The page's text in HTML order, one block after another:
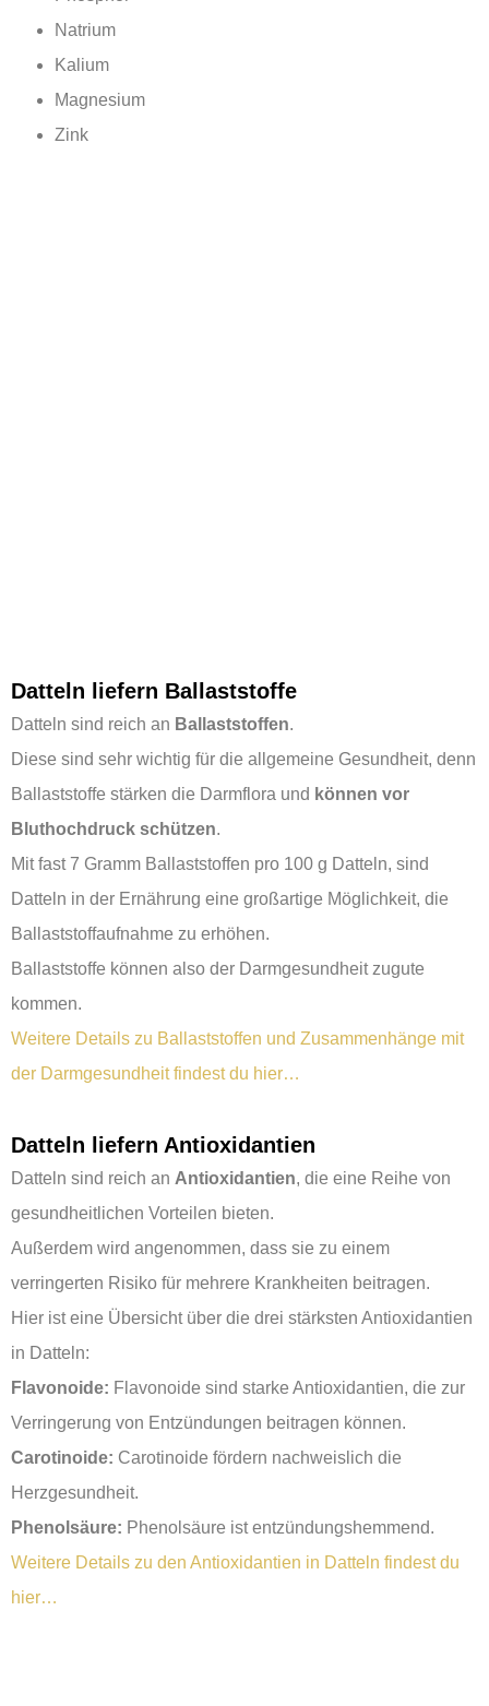
Natrium
Kalium
Magnesium
Zink
Datteln liefern Ballaststoffe
Datteln sind reich an Ballaststoffen.
Diese sind sehr wichtig für die allgemeine Gesundheit, denn
Ballaststoffe stärken die Darmflora und können vor
Bluthochdruck schützen.
Mit fast 7 Gramm Ballaststoffen pro 100 g Datteln, sind
Datteln in der Ernährung eine großartige Möglichkeit, die
Ballaststoffaufnahme zu erhöhen.
Ballaststoffe können also der Darmgesundheit zugute
kommen.
Weitere Details zu Ballaststoffen und Zusammenhänge mit
der Darmgesundheit findest du hier…
Datteln liefern Antioxidantien
Datteln sind reich an Antioxidantien, die eine Reihe von
gesundheitlichen Vorteilen bieten.
Außerdem wird angenommen, dass sie zu einem
verringerten Risiko für mehrere Krankheiten beitragen.
Hier ist eine Übersicht über die drei stärksten Antioxidantien
in Datteln:
Flavonoide: Flavonoide sind starke Antioxidantien, die zur
Verringerung von Entzündungen beitragen können.
Carotinoide: Carotinoide fördern nachweislich die
Herzgesundheit.
Phenolsäure: Phenolsäure ist entzündungshemmend.
Weitere Details zu den Antioxidantien in Datteln findest du
hier…